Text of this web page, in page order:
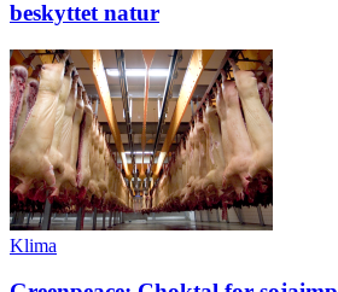
beskyttet natur
Klima